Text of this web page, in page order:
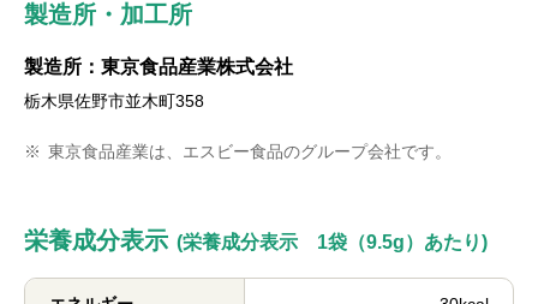
製造所・加工所
製造所：東京食品産業株式会社
栃木県佐野市並木町358
※ 東京食品産業は、エスビー食品のグループ会社です。
栄養成分表示 (栄養成分表示 1袋（9.5g）あたり)